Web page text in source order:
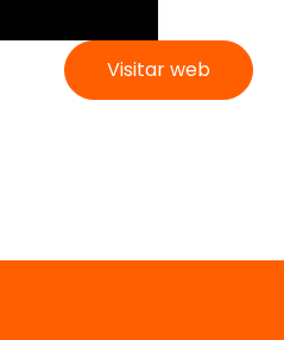
Visitar web